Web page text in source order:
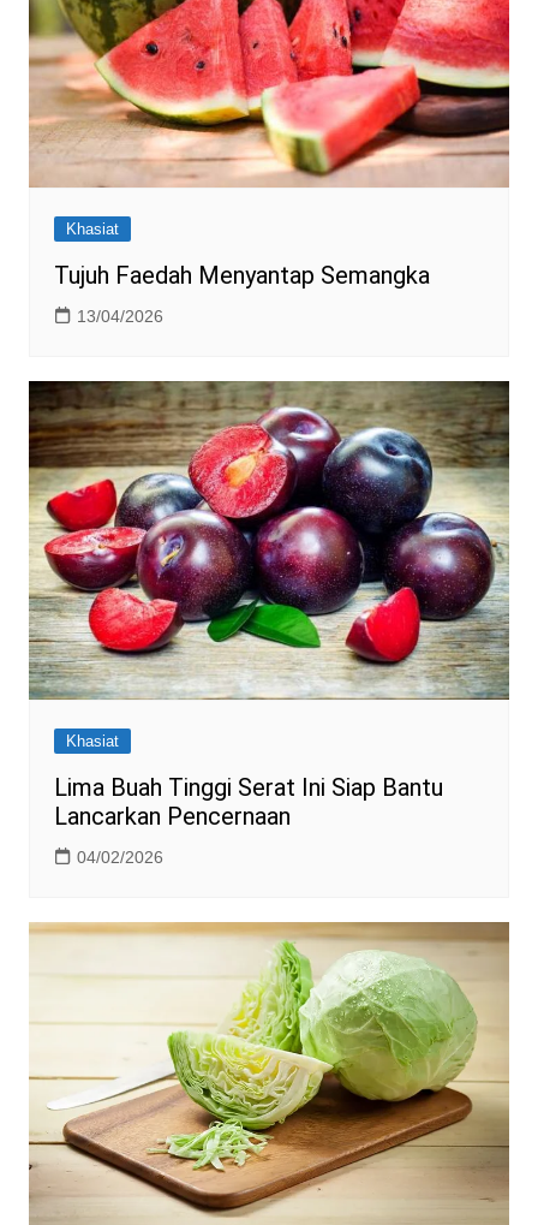
Khasiat
Tujuh Faedah Menyantap Semangka
13/04/2026
Khasiat
Lima Buah Tinggi Serat Ini Siap Bantu
Lancarkan Pencernaan
04/02/2026